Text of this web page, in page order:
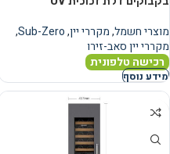
מוצרי חשמל,מקררי יין,
Sub-Zero
,
מקררי יין סאב-זירו
רכישה טלפונית
מידע נוסף